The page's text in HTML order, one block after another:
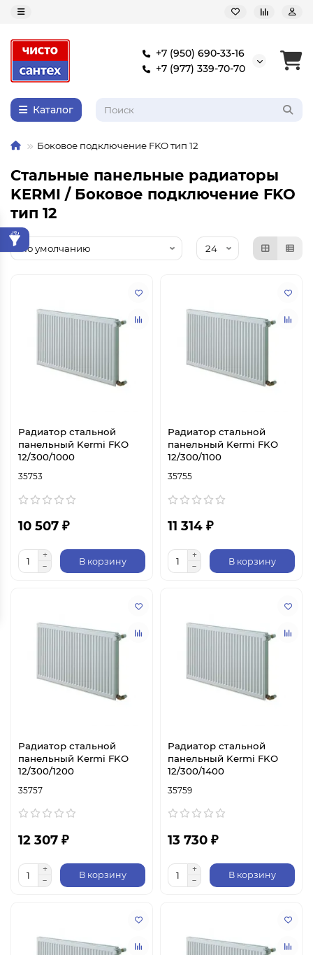
+7 (950) 690-33-16
+7 (977) 339-70-70
Каталог
Боковое подключение FKO тип 12
Стальные панельные радиаторы
KERMI / Боковое подключение FKO
тип 12
Радиатор стальной
панельный Kermi FKO
12/300/1000
35753
10 507 ₽
В корзину
Радиатор стальной
панельный Kermi FKO
12/300/1100
35755
11 314 ₽
В корзину
Радиатор стальной
панельный Kermi FKO
12/300/1200
35757
12 307 ₽
В корзину
Радиатор стальной
панельный Kermi FKO
12/300/1400
35759
13 730 ₽
В корзину